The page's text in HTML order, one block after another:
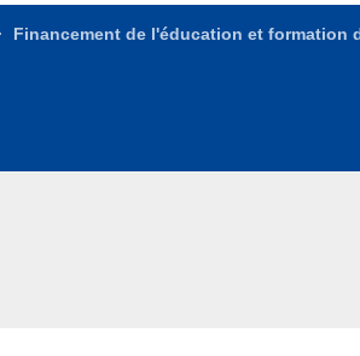
Financement de l'éducation et formation